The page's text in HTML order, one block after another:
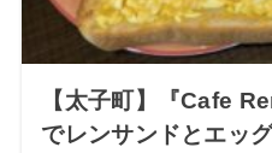
【太子町】『Cafe
でレンサンドとエッ